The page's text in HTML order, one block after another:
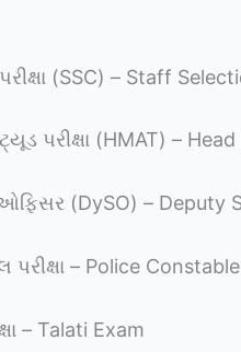
(SSC) – Staff
પરીક્ષા (HMAT) –
(DySO) – Deputy
પરીક્ષા – Police
– Talati Exam